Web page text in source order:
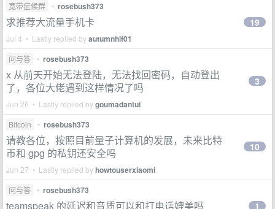
宽带症候群 • rosebush373
求推荐大流量手机卡
Jul 4 • Lastly replied byautumnhlf01
19
问与答 • rosebush373
x 从前天开始无法登陆，无法找回密码，自动登出
了，各位大佬遇到这样情况了吗
Jun 26 • Lastly replied bygoumadantui
3
Bitcoin • rosebush373
请教各位，按照目前量子计算机的发展，未来比特
币和 gpg 的私钥还安全吗
Jun 27 • Lastly replied byhowtouserxiaomi
10
问与答 • rosebush373
teamspeak 的延迟和音质可以和打电话媲美吗 1